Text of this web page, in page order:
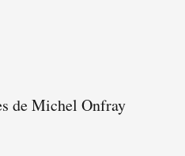
de Michel Onfray